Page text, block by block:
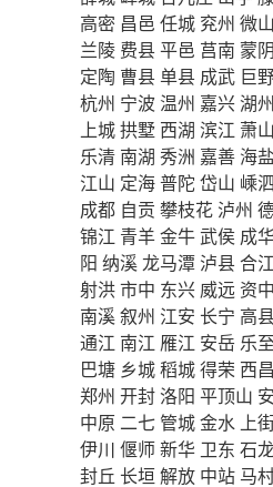
高密 昌邑 任城 兖州 微山
兰陵 费县平邑 莒南 蒙阴
定陶 曹县单县 成武 巨
杭州 宁波 温州 嘉兴湖州
上城拱墅 西湖 滨江 萧山
乐清 南湖 秀洲 嘉善 海盐
江山 定海普陀 岱山 嵊泗
成都 自贡 攀枝花 泸州
锦江 青羊金牛武侯 成
阳 纳溪龙马潭 泸县合江
射洪市中 东兴 威远 资中
南溪叙州 江安 长宁 高
通江 南江 雁江 安岳 乐至
巴塘 乡城稻城得荣 西昌
郑州 开封洛阳 平顶山
中原 二七 管城金水 上
伊川 偃师新华 卫东 石
封丘 长垣解放 中站 马